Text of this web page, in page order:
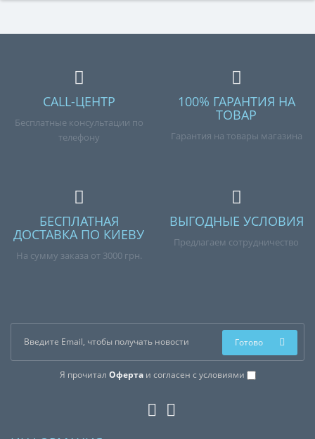
CALL-ЦЕНТР
Бесплатные консультации по
телефону
100% ГАРАНТИЯ НА
ТОВАР
Гарантия на товары магазина
БЕСПЛАТНАЯ
ДОСТАВКА ПО КИЕВУ
На сумму заказа от 3000 грн.
ВЫГОДНЫЕ УСЛОВИЯ
Предлагаем сотрудничество
Я прочитал Офертаи согласен с условиями
Готово